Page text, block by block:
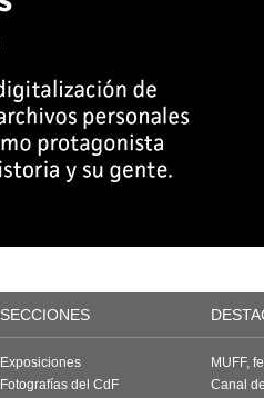
SECCIONES
Exposiciones
Fotografías del CdF
MUFF,
Canal